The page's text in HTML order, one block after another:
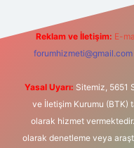
Reklam ve İletişim: E-
forumhizmeti@gmail.com
Yasal Uyarı: Sitemiz, 5651
ve İletişim Kurumu (BTK)
olarak hizmet
olarak denetleme veya